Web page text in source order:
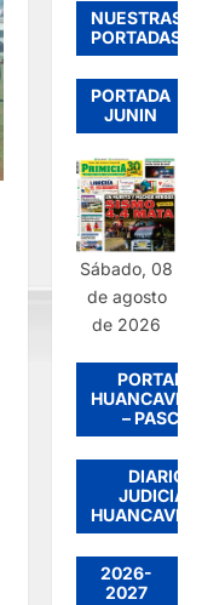
NUESTRAS
PORTADAS
PORTADA
JUNIN
Sábado, 08
de agosto
de 2026
PORTADA
– PASCO
DIARIO
JUDICIAL
2026-
2027